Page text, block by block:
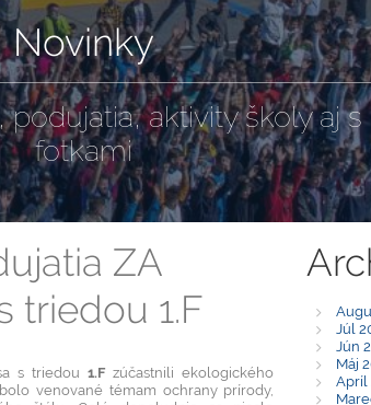
ZA
triedou 1.F
s triedou1.F zúčastnili ekologického
venované témam ochrany prírody,
Novinky
aktivity školy aj s
fotkami
Júl
Jún
Máj
Apríl